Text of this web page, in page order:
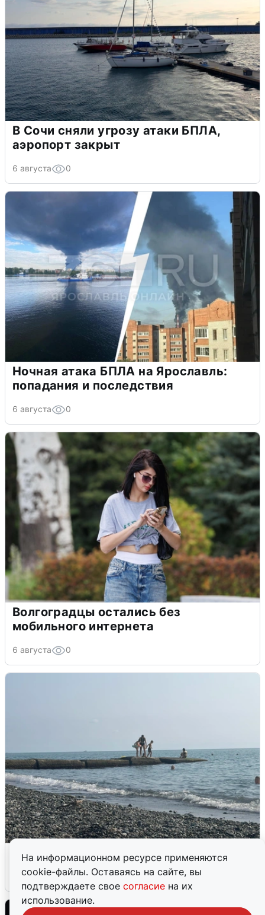
На информационном ресурсе применяются
cookie-файлы. Оставаясь на сайте, вы
подтверждаете свое согласие на их
использование.
В Сочи сняли угрозу атаки БПЛА,
аэропорт закрыт
6 августа 0
Ночная атака БПЛА на Ярославль:
попадания и последствия
6 августа 0
Волгоградцы остались без
мобильного интернета
6 августа 0
Сирены в Сочи: новая угроза БПЛА
6 августа 0